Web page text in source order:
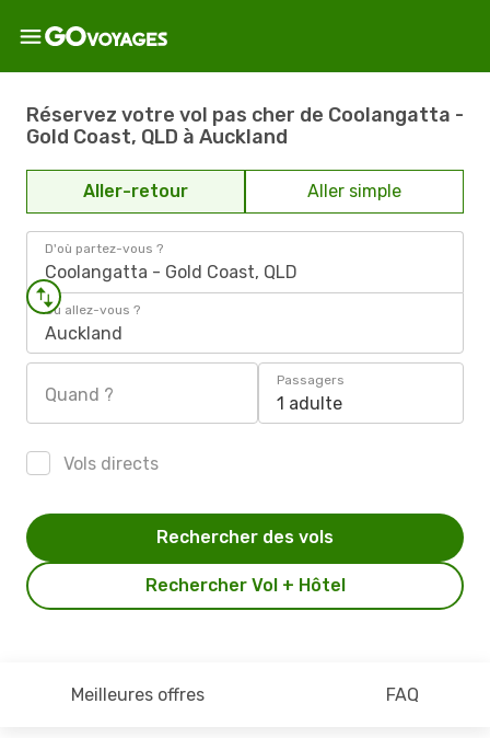
Réservez votre vol pas cher de Coolangatta -
Gold Coast, QLD à Auckland
Aller-retour Aller simple
D'où partez-vous ?
Coolangatta - Gold Coast, QLD
Où allez-vous ?
Auckland
Quand ?
Passagers
1 adulte
Vols directs
Rechercher Vol + Hôtel
Rechercher des vols
Meilleures offres FAQ